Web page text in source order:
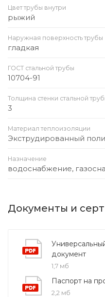
Цвет трубы внутри
рыжий
Наружная поверхность трубы
гладкая
ГОСТ стальной трубы
10704-91
Толщина стенки стальной
3
Материал теплоизоляции
Экструдированный
Назначение
водоснабжение,
Документы и
документ
1,7 мб
Паспорт на
2,2 мб